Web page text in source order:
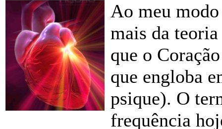
Ao meu
mais da
que o
que engloba
psique). O
frequência